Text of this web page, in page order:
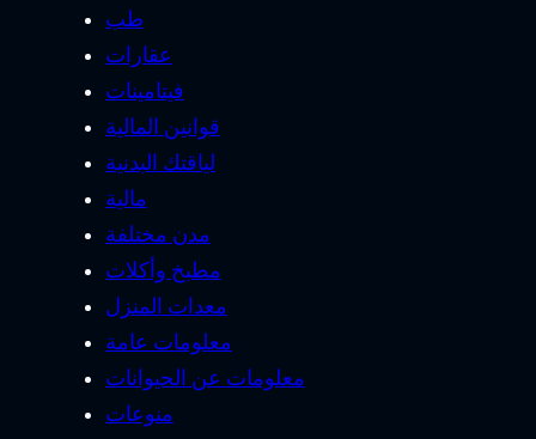
طب
عقارات
فيتامينات
قوانين المالية
لياقتك البدنية
مالية
مدن مختلفة
مطبخ وأكلات
معدات المنزل
معلومات عامة
معلومات عن الحيوانات
منوعات